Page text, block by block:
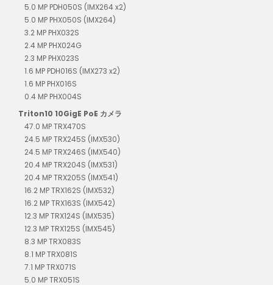
5.0 MP PDH050S (IMX264 x2)
5.0 MP PHX050S (IMX264)
3.2 MP PHX032S
2.4 MP PHX024G
2.3 MP PHX023S
1.6 MP PDH016S (IMX273 x2)
1.6 MP PHX016S
0.4 MP PHX004S
Triton10 10GigE PoE カメラ
47.0 MP TRX470S
24.5 MP TRX245S (IMX530)
24.5 MP TRX246S (IMX540)
20.4 MP TRX204S (IMX531)
20.4 MP TRX205S (IMX541)
16.2 MP TRX162S (IMX532)
16.2 MP TRX163S (IMX542)
12.3 MP TRX124S (IMX535)
12.3 MP TRX125S (IMX545)
8.3 MP TRX083S
8.1 MP TRX081S
7.1 MP TRX071S
5.0 MP TRX051S